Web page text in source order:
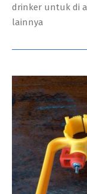
drinker untuk di
lainnya